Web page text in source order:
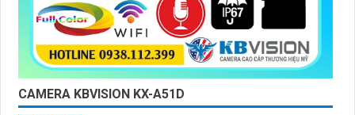
CAMERA KBVISION KX-A51D